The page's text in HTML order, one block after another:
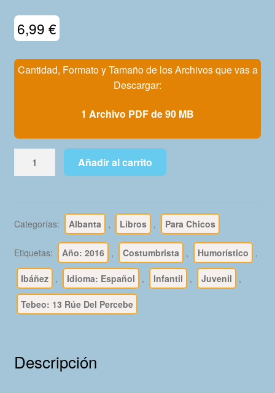
Mi Cuenta
6,99 €
Cantidad, Formato y Tamaño de los Archivos que vas a
Descargar:
1 Archivo PDF de 90 MB
RUE
Ibáñez
-
Colección
Integral
2016
Tomo
En
Añadir al carrito
Categorías: Albanta , Libros , Para Chicos
Etiquetas: Año: 2016 , Costumbrista , Humorístico ,
Ibáñez , Idioma: Español , Infantil , Juvenil ,
Tebeo: 13 Rúe Del Percebe
Descripción